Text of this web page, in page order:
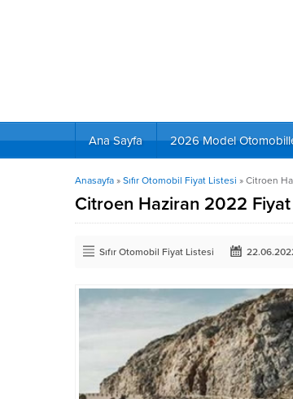
Ana Sayfa 2026 Model
Anasayfa » Sıfır Otomobil Fiyat Listesi » Citroen
Citroen Haziran 2022 Fiyat
Sıfır Otomobil Fiyat Listesi